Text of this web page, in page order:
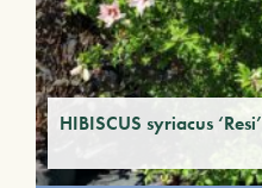
HIBISCUS syriacus ‘Resi’